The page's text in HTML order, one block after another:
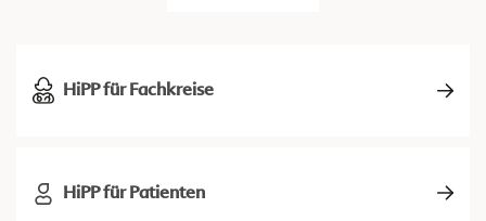
HiPP für Fachkreise
HiPP für Patienten